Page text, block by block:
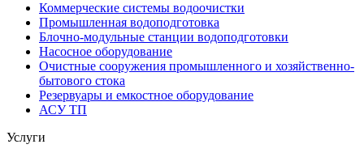
Коммерческие системы водоочистки
Промышленная водоподготовка
Блочно-модульные станции водоподготовки
Насосное оборудование
Очистные сооружения промышленного и хозяйственно-
бытового стока
Резервуары и емкостное оборудование
АСУ ТП
Услуги